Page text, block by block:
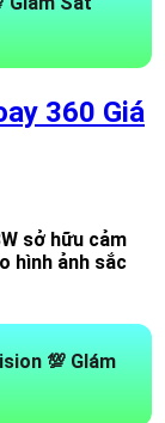
360 Giá
sở hữu cảm
hình ảnh sắc
💯 GIám